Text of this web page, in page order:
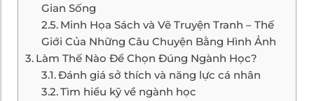
Gian Sống
Minh Họa Sách và Vẽ Truyện Tranh – Thế
Giới Của Những Câu Chuyện Bằng Hình Ảnh
Làm Thế Nào Để Chọn Đúng Ngành Học?
Đánh giá sở thích và năng lực cá nhân
Tìm hiểu kỹ về ngành học